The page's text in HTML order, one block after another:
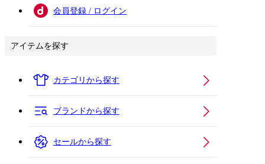
会員登録 / ログイン
アイテムを探す
カテゴリから探す
ブランドから探す
セールから探す